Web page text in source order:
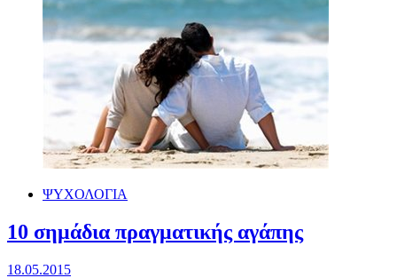
ΨΥΧΟΛΟΓΙΑ
10 σημάδια πραγματικής αγάπης
18.05.2015